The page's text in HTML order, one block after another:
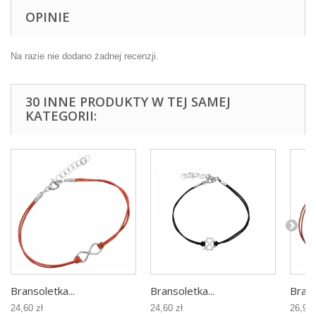
OPINIE
Na razie nie dodano żadnej recenzji.
30 INNE PRODUKTY W TEJ SAMEJ
KATEGORII:
Bransoletka...
24,60 zł
Bransoletka...
24,60 zł 26,99